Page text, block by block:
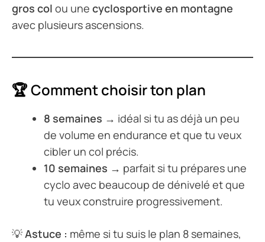
gros col ou une cyclosportive en montagne
avec plusieurs ascensions.
🏆 Comment choisir ton plan
8 semaines → idéal si tu as déjà un peu
de volume en endurance et que tu veux
cibler un col précis.
10 semaines → parfait si tu prépares une
cyclo avec beaucoup de dénivelé et que
tu veux construire progressivement.
💡Astuce : même si tu suis le plan 8 semaines,